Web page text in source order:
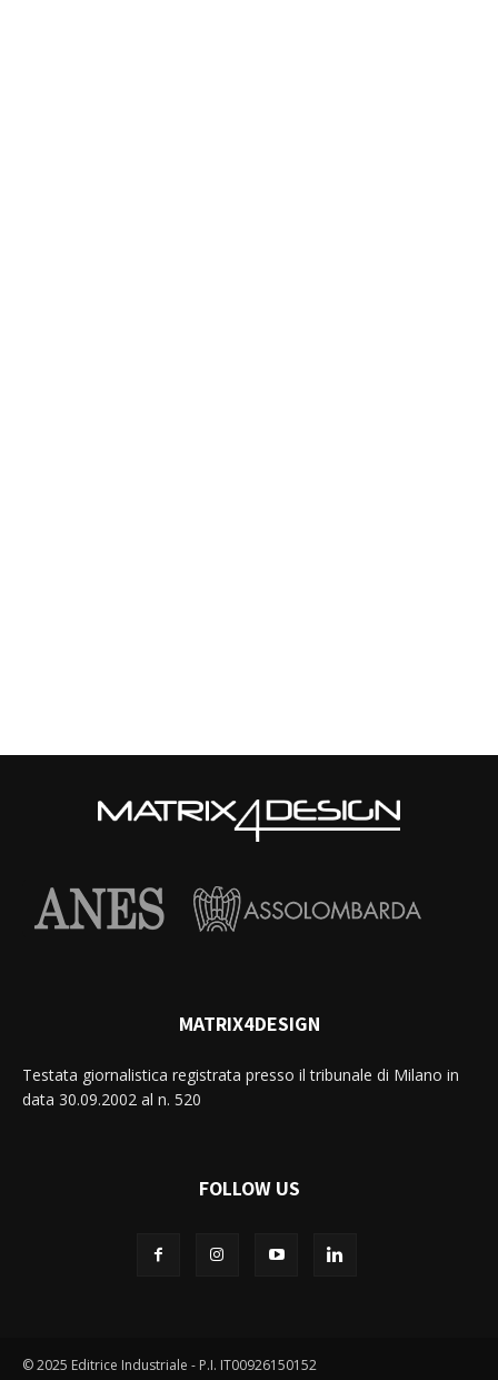
MATRIX4DESIGN
Testata giornalistica registrata presso il tribunale di Milano in
data 30.09.2002 al n. 520
FOLLOW US
© 2025 Editrice Industriale - P.I. IT00926150152